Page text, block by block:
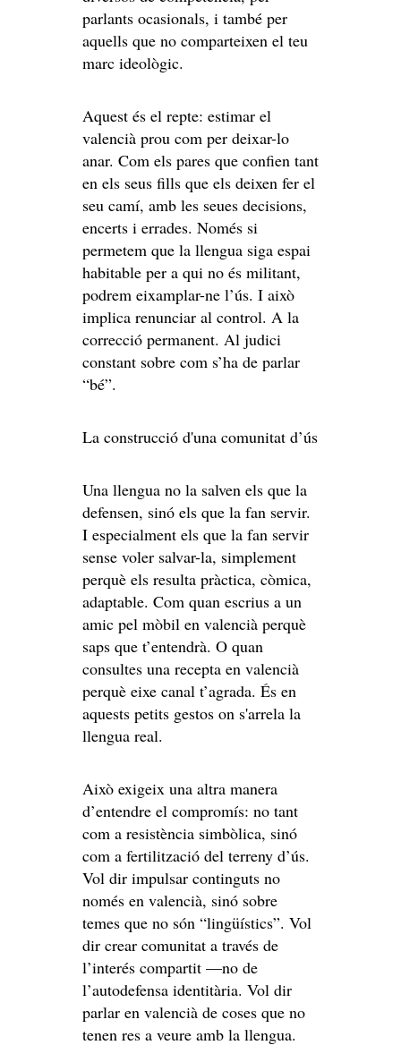
parlants ocasionals, i també per
aquells que no comparteixen el teu
marc ideològic.
Aquest és el repte: estimar el
valencià prou com per deixar-lo
anar. Com els pares que confien tant
en els seus fills que els deixen fer el
seu camí, amb les seues decisions,
encerts i errades. Només si
permetem que la llengua siga espai
habitable per a qui no és militant,
podrem eixamplar-ne l’ús. I això
implica renunciar al control. A la
correcció permanent. Al judici
constant sobre com s’ha de parlar
“bé”.
La construcció d'una comunitat d’ús
Una llengua no la salven els que la
defensen, sinó els que la fan servir.
I especialment els que la fan servir
sense voler salvar-la, simplement
perquè els resulta pràctica, còmica,
adaptable. Com quan escrius a un
amic pel mòbil en valencià perquè
saps que t’entendrà. O quan
consultes una recepta en valencià
perquè eixe canal t’agrada. És en
aquests petits gestos on s'arrela la
llengua real.
Això exigeix una altra manera
d’entendre el compromís: no tant
com a resistència simbòlica, sinó
com a fertilització del terreny d’ús.
Vol dir impulsar continguts no
només en valencià, sinó sobre
temes que no són “lingüístics”. Vol
dir crear comunitat a través de
l’interés compartit —no de
l’autodefensa identitària. Vol dir
parlar en valencià de coses que no
tenen res a veure amb la llengua.